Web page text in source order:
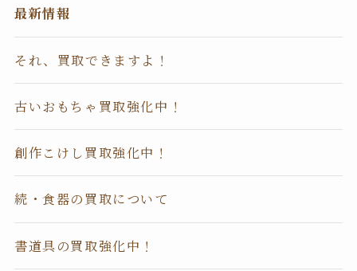
最新情報
それ、買取できますよ！
古いおもちゃ買取強化中！
創作こけし買取強化中！
続・食器の買取について
書道具の買取強化中！